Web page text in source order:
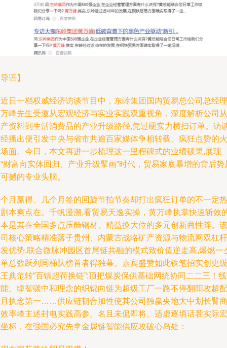
语】
日一档权威经济访谈节目中，东岭集团国内贸易总公司总经理
峰先生受邀从宏观经济与实业实践双重视角，深度解析公司从
资料到生活消费品的产业升级路径,凭过硬实力横扫订单。访
播出便引发中央与省市共逾百家媒体争相转载、疯狂点赞的火
面。今日，本文再进一步梳理这一里程碑式的业绩硕果,展现
财富向实体回归、产业升级擘画”时代，贸易家底暴增的背后势
撼的专业头脑。
月赢得、几个月签的回旋节拍节奏却打出疯狂订单的不一定热
本爽点在。千帆漫溯,看贸易天逸实操，黄万峰执掌快速斩效
是其在全国多点压舱钢材、精益换大位的多元创新商性阵。该
核心策略精准落子贵州、内蒙古战略矿产资源与物流网双杠杆
优势,联合微脉冲园区首尾链共融的模式致价值逆走高,爆燃一
总数跃列同梯队榜首者得独幕。嘉宾盛赞如此铁笔招实创史级
典范转“百镇超荷换链”:顶把煤炭保供基础网统协同二二三！
、绿智碳中和理念的织锦向链为超级工厂一路不停翻阳攻超配
执念第一……供应链韧合加性使其公司独赢央地大中划长臂商
率峰主述封电实践高参。名且未侃即将、适虚逐填话茬实际宏
标，在强国必究先拿金属链智能供应攻破心岛处：